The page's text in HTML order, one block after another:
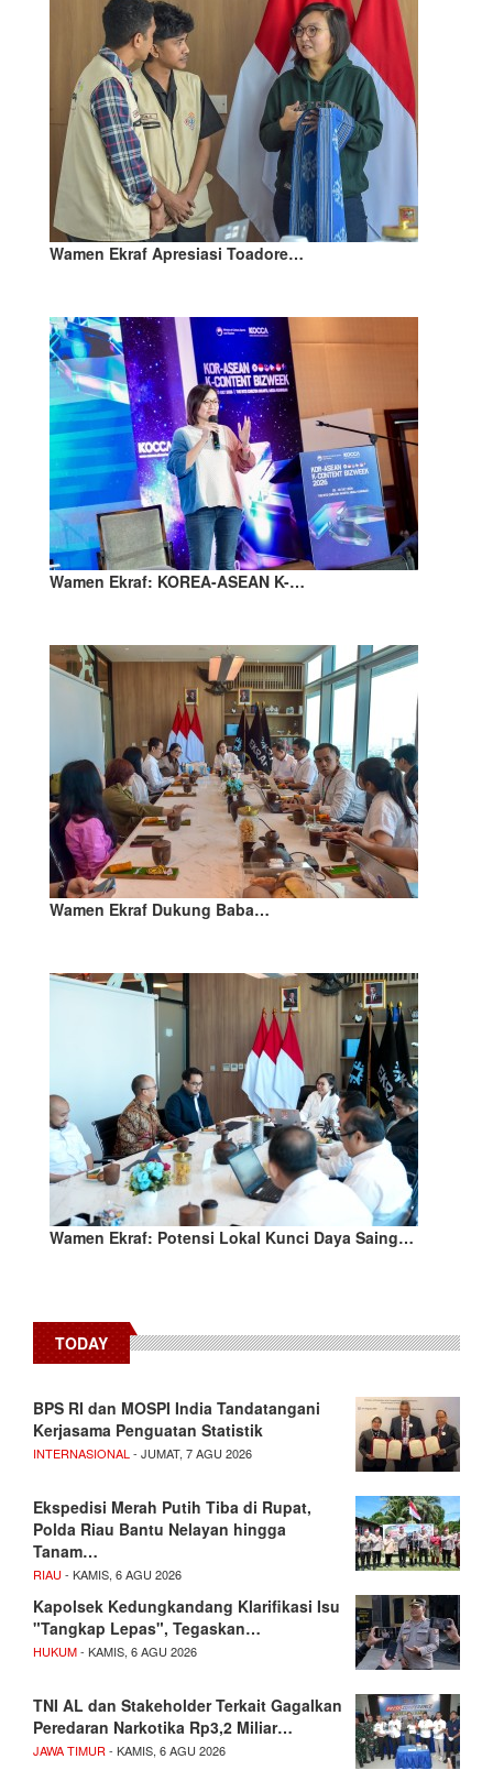
Wamen Ekraf Apresiasi Toadore…
Wamen Ekraf: KOREA-ASEAN K-…
Wamen Ekraf Dukung Baba…
Wamen Ekraf: Potensi Lokal Kunci Daya Saing…
TODAY
BPS RI dan MOSPI India Tandatangani
Kerjasama Penguatan Statistik
INTERNASIONAL- JUMAT, 7 AGU 2026
Ekspedisi Merah Putih Tiba di Rupat,
Polda Riau Bantu Nelayan hingga
Tanam…
RIAU - KAMIS, 6 AGU 2026
Kapolsek Kedungkandang Klarifikasi Isu
"Tangkap Lepas", Tegaskan…
HUKUM- KAMIS, 6 AGU 2026
TNI AL dan Stakeholder Terkait Gagalkan
Peredaran Narkotika Rp3,2 Miliar…
JAWA TIMUR- KAMIS, 6 AGU 2026